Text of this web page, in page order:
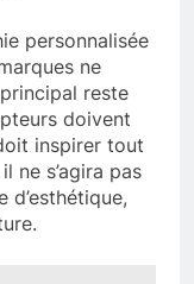
personnalisée
ne
reste
doivent
inspirer tout
ne s’agira pas
d’esthétique,